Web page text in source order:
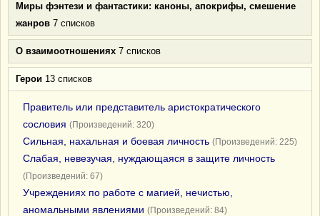
Миры фэнтези и фантастики: каноны, апокрифы, смешение
жанров 7 списков
О взаимоотношениях 7 списков
Герои 13 списков
Правитель или представитель аристократического
сословия (Произведений: 320)
Сильная, нахальная и боевая личность (Произведений: 225)
Слабая, невезучая, нуждающаяся в защите личность
(Произведений: 67)
Учреждениях по работе с магией, нечистью,
аномальными явлениями (Произведений: 84)